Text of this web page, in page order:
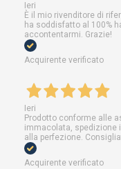
Ieri
È il mio rivenditore di
ha soddisfatto al 100%
accontentarmi. Grazie!
Acquirente verificato
Ieri
Prodotto conforme alle
immacolata, spedizione
alla perfezione.
Acquirente verificato